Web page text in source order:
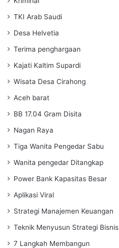
TKI Arab Saudi
Desa Helvetia
Terima penghargaan
Kajati Kaltim Supardi
Wisata Desa Cirahong
Aceh barat
BB 17.04 Gram Disita
Nagan Raya
Tiga Wanita Pengedar Sabu
Wanita pengedar Ditangkap
Power Bank Kapasitas Besar
Aplikasi Viral
Strategi Manajemen Keuangan
Teknik Menyusun Strategi Bisnis
7 Langkah Membangun